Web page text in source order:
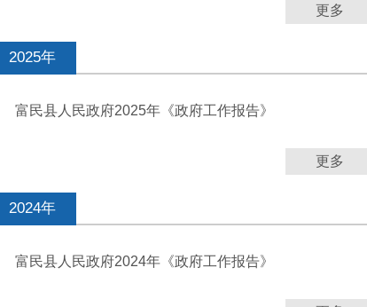
更多
2025年
富民县人民政府2025年《政府工作报告》
更多
2024年
富民县人民政府2024年《政府工作报告》